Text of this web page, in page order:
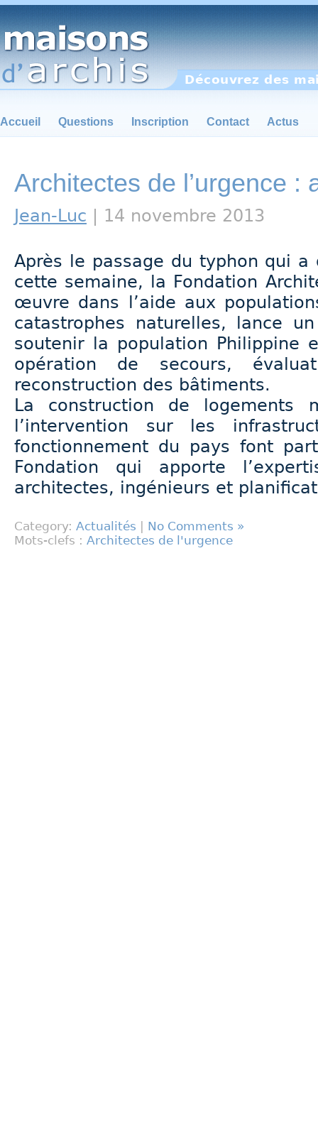
Découvrez des
Accueil Questions Inscription Contact Actus
Architectes de l’urgence :
Jean-Luc | 14 novembre 2013
Après le passage du typhon qui a
cette semaine, la Fondation
œuvre dans l’aide aux
catastrophes naturelles, lance
soutenir la population Philippine
opération de secours,
reconstruction des bâtiments.
La construction de logements
l’intervention sur les
fonctionnement du pays font
Fondation qui apporte
architectes, ingénieurs et
Category: Actualités
No Comments »
Mots-clefs : Architectes de l'urgence